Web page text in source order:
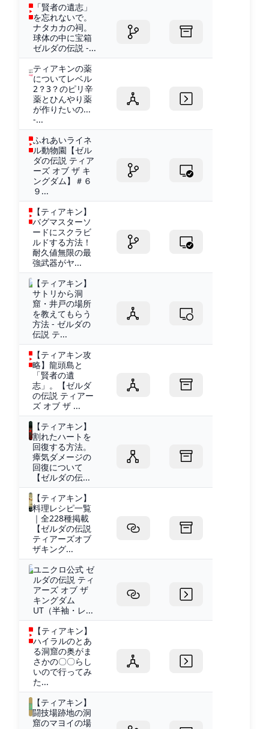
「賢者の遺志」
を忘れないで。
ナタカカの祠。
球体の中に宝箱
ゼルダの伝説 -...
ティアキンの薬
についてレベル
2？3？のピリ辛
薬とひんやり薬
が作りたいの...
-...
ふれあいライネ
ル動物園【ゼル
ダの伝説 ティア
ーズ オブ ザ キ
ングダム】＃６
９...
【ティアキン】
バグマスターソ
ードにスクラビ
ルドする方法！
耐久値無限の最
強武器がヤ...
【ティアキン】
サトリから洞
窟・井戸の場所
を教えてもらう
方法 - ゼルダの
伝説 テ...
【ティアキン攻
略】龍頭島と
「賢者の遺
志」。【ゼルダ
の伝説 ティアー
ズ オブ ザ ...
【ティアキン】
割れたハートを
回復する方法。
瘴気ダメージの
回復について
【ゼルダの伝...
【ティアキン】
料理レシピ一覧
｜全228種掲載
【ゼルダの伝説
ティアーズオブ
ザキング...
ユニクロ公式 ゼ
ルダの伝説 ティ
アーズ オブ ザ
キングダム
UT（半袖・レ...
【ティアキン】
ハイラルのとあ
る洞窟の奥がま
さかの〇〇らし
いので行ってみ
た...
【ティアキン】
闘技場跡地の洞
窟のマヨイの場